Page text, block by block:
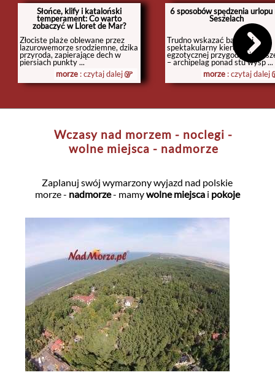
Słońce, klify i kataloński
temperament: Co warto
zobaczyć w Lloret de Mar?
Złociste plaże oblewane przez
lazurowemorze srodziemne, dzika
przyroda, zapierające dech w
piersiach punkty ...
morze : czytaj dalej
6 sposobów spędzenia urlopu
Seszelach
Trudno wskazać bardziej
spektakularny kierunek
egzotycznej przygody niż
– archipelag ponad stu wysp ...
morze : czytaj dalej
Wczasy nad morzem - noclegi -
wolne miejsca - nadmorze
Zaplanuj swój wymarzony wyjazd nad polskie
morze - nadmorze- mamywolne miejscai pokoje